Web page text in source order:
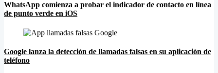
WhatsApp comienza a probar el indicador de contacto en línea
de punto verde en iOS
Google lanza la detección de llamadas falsas en su aplicación de
teléfono